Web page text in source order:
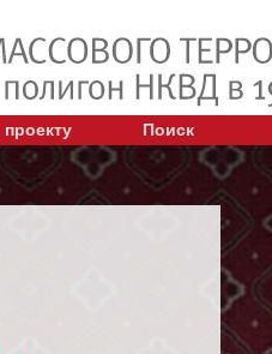
Поиск